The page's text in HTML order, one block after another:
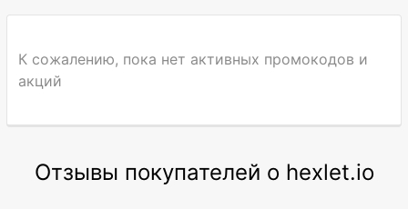
К сожалению, пока нет активных промокодов и
акций
Отзывы покупателей о hexlet.io